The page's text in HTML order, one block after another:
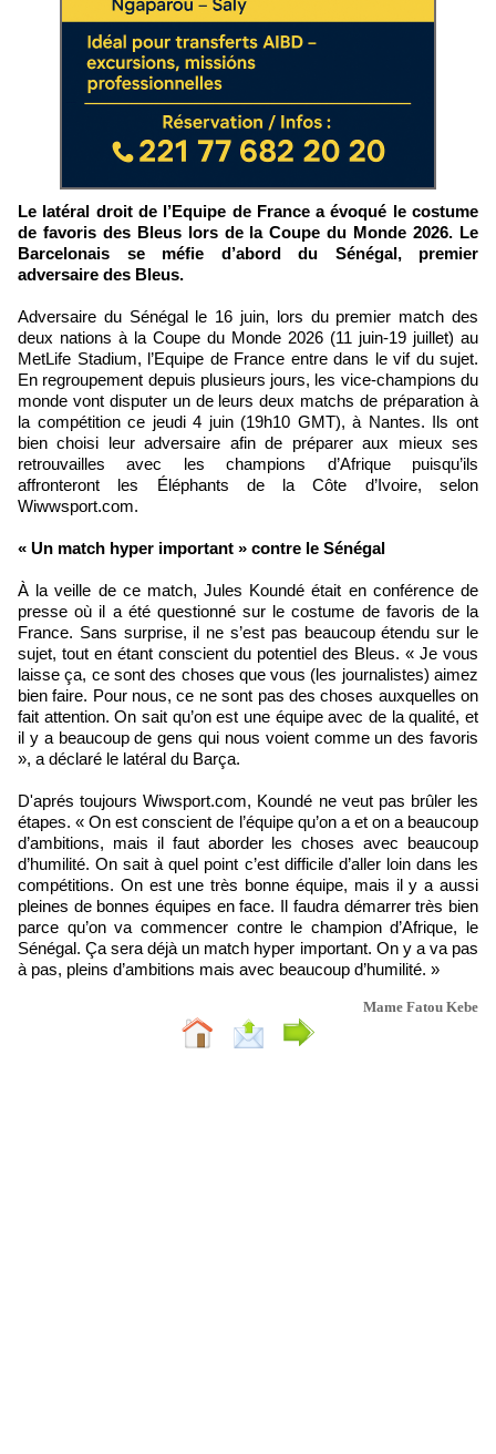
Le latéral droit de l’Equipe de France a évoqué le costume
de favoris des Bleus lors de la Coupe du Monde 2026. Le
Barcelonais se méfie d’abord du Sénégal, premier
adversaire des Bleus.
Adversaire du Sénégal le 16 juin, lors du premier match des
deux nations à la Coupe du Monde 2026 (11 juin-19 juillet) au
MetLife Stadium, l’Equipe de France entre dans le vif du sujet.
En regroupement depuis plusieurs jours, les vice-champions du
monde vont disputer un de leurs deux matchs de préparation à
la compétition ce jeudi 4 juin (19h10 GMT), à Nantes. Ils ont
bien choisi leur adversaire afin de préparer aux mieux ses
retrouvailles avec les champions d’Afrique puisqu’ils
affronteront les Éléphants de la Côte d’Ivoire, selon
Wiwwsport.com.
« Un match hyper important » contre le Sénégal
À la veille de ce match, Jules Koundé était en conférence de
presse où il a été questionné sur le costume de favoris de la
France. Sans surprise, il ne s’est pas beaucoup étendu sur le
sujet, tout en étant conscient du potentiel des Bleus. « Je vous
laisse ça, ce sont des choses que vous (les journalistes) aimez
bien faire. Pour nous, ce ne sont pas des choses auxquelles on
fait attention. On sait qu’on est une équipe avec de la qualité, et
il y a beaucoup de gens qui nous voient comme un des favoris
», a déclaré le latéral du Barça.
D'aprés toujours Wiwsport.com, Koundé ne veut pas brûler les
étapes. « On est conscient de l’équipe qu’on a et on a beaucoup
d’ambitions, mais il faut aborder les choses avec beaucoup
d’humilité. On sait à quel point c’est difficile d’aller loin dans les
compétitions. On est une très bonne équipe, mais il y a aussi
pleines de bonnes équipes en face. Il faudra démarrer très bien
parce qu’on va commencer contre le champion d’Afrique, le
Sénégal. Ça sera déjà un match hyper important. On y a va pas
à pas, pleins d’ambitions mais avec beaucoup d’humilité. »
Mame Fatou Kebe